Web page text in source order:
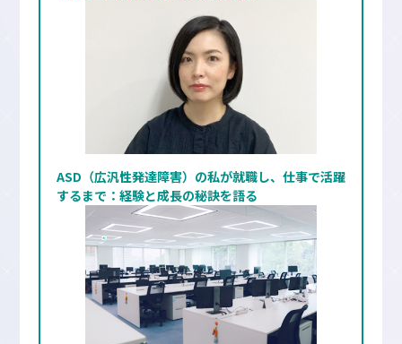
ASD（広汎性発達障害）の私が就職し、仕事で活躍
するまで：経験と成長の秘訣を語る